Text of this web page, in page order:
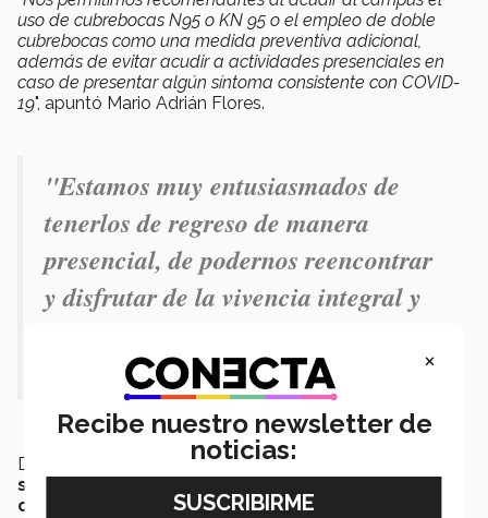
uso de cubrebocas N95 o KN 95 o el empleo de doble
cubrebocas como una medida preventiva adicional,
además de evitar acudir a actividades presenciales en
caso de presentar algún síntoma consistente con COVID-
19", apuntó Mario Adrián Flores.
"Estamos muy entusiasmados de
tenerlos de regreso de manera
presencial, de podernos reencontrar
y disfrutar de la vivencia integral y
De
las y los estudiantes inscritos en este
semestre, 285 son de intercambio y 60
conectados de otras partes del mundo.
×
Recibe nuestro newsletter de
noticias: